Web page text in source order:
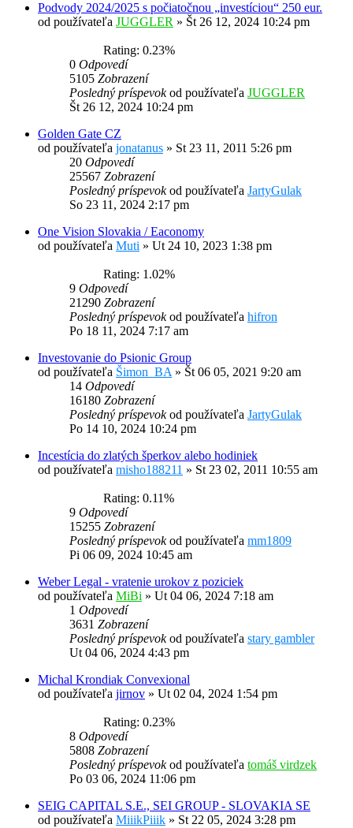
Podvody 2024/2025 s počiatočnou „investíciou“ 250 eur.
od používateľa JUGGLER » Št 26 12, 2024 10:24 pm
Rating: 0.23%
0 Odpovedí
5105 Zobrazení
Posledný príspevokod používateľa JUGGLER
Št 26 12, 2024 10:24 pm
Golden Gate CZ
od používateľa jonatanus » St 23 11, 2011 5:26 pm
20 Odpovedí
25567 Zobrazení
Posledný príspevokod používateľa JartyGulak
So 23 11, 2024 2:17 pm
One Vision Slovakia / Eaconomy
od používateľa Muti » Ut 24 10, 2023 1:38 pm
Rating: 1.02%
9 Odpovedí
21290 Zobrazení
Posledný príspevokod používateľa hifron
Po 18 11, 2024 7:17 am
Investovanie do Psionic Group
od používateľa Šimon_BA» Št 06 05, 2021 9:20 am
14 Odpovedí
16180 Zobrazení
Posledný príspevokod používateľa JartyGulak
Po 14 10, 2024 10:24 pm
Incestícia do zlatých šperkov alebo hodiniek
od používateľa misho188211 » St 23 02, 2011 10:55 am
Rating: 0.11%
9 Odpovedí
15255 Zobrazení
Posledný príspevokod používateľa mm1809
Pi 06 09, 2024 10:45 am
Weber Legal - vratenie urokov z poziciek
od používateľa MiBi » Ut 04 06, 2024 7:18 am
1 Odpovedí
3631 Zobrazení
Posledný príspevokod používateľa stary gambler
Ut 04 06, 2024 4:43 pm
Michal Krondiak Convexional
od používateľa jirnov » Ut 02 04, 2024 1:54 pm
Rating: 0.23%
8 Odpovedí
5808 Zobrazení
Posledný príspevokod používateľa tomáš virdzek
Po 03 06, 2024 11:06 pm
SEIG CAPITAL S.E., SEI GROUP - SLOVAKIA SE
od používateľa MiiikPiiik » St 22 05, 2024 3:28 pm